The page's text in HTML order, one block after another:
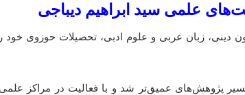
علمی سید ابراهیم دیباجی
دینی، زبان عربی و علوم ادبی، تحصیلات حوزوی خود
پژوهش‌های عمیق‌تر شد و با فعالیت در مراکز